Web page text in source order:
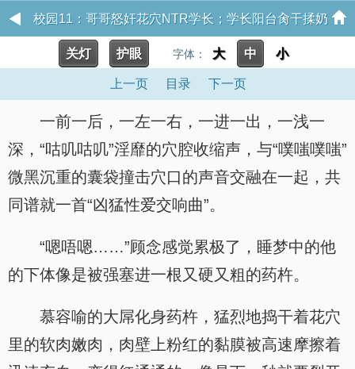
校园11：哥哥怒奸花穴NTR学长；学长阳台肏干揉奶
袭胸【蛋：美人攻落地窗狠艹 饮梦如酒
关灯 护眼 字体： 大 中 小
上一页 目录 下一页
一前一后，一左一右，一进一出，一浅一
深，“咕叽咕叽”淫靡的穴腔收缩声，与“噗嗤噗嗤”
微黑沉重的囊袋撞击穴口的声音交融在一起，共
同谱就一首“凶猛性爱交响曲”。
“嗯唔嗯……”顾念感觉累极了，睡梦中的他
的下体像是被强塞进一根又硬又粗的药杵。
慕容喻的大屌化身药杵，猛烈地捣干着花穴
里的软肉嫩肉，肉壁上粉红的黏膜被高速摩擦着